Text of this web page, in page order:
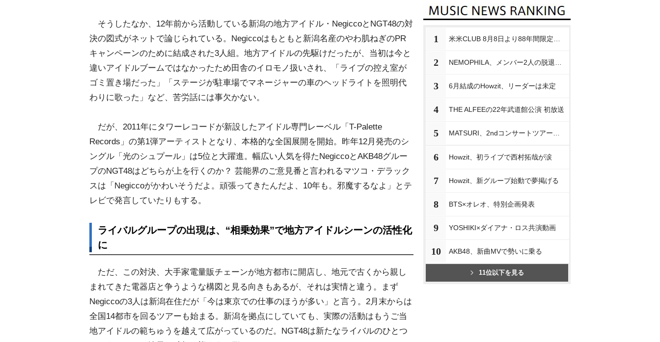
そうしたなか、12年前から活動している新潟の地方アイドル・NegiccoとNGT48の対
決の図式がネットで論じられている。Negiccoはもともと新潟名産のやわ肌ねぎのPR
キャンペーンのために結成された3人組。地方アイドルの先駆けだったが、当初は今と
違いアイドルブームではなかったため田舎のイロモノ扱いされ、「ライブの控え室が
ゴミ置き場だった」「ステージが駐車場でマネージャーの車のヘッドライトを照明代
わりに歌った」など、苦労話には事欠かない。
だが、2011年にタワーレコードが新設したアイドル専門レーベル「T-Palette
Records」の第1弾アーティストとなり、本格的な全国展開を開始。昨年12月発売のシ
ングル「光のシュプール」は5位と大躍進。幅広い人気を得たNegiccoとAKB48グルー
プのNGT48はどちらが上を行くのか？ 芸能界のご意見番と言われるマツコ・デラック
スは「Negiccoがかわいそうだよ。頑張ってきたんだよ、10年も。邪魔するなよ」とテ
レビで発言していたりもする。
ライバルグループの出現は、“相乗効果”で地方アイドルシーンの活性化
に
ただ、この対決、大手家電量販チェーンが地方都市に開店し、地元で古くから親し
まれてきた電器店と争うような構図と見る向きもあるが、それは実情と違う。まず
Negiccoの3人は新潟在住だが「今は東京での仕事のほうが多い」と言う。2月末からは
全国14都市を回るツアーも始まる。新潟を拠点にしていても、実際の活動はもうご当
地アイドルの範ちゅうを越えて広がっているのだ。NGT48は新たなライバルのひとつ
1
2
3 6月結成のHowzit、リーダーは未定
4 THE ALFEEの22年武道館公演 初放送
5
6 Howzit、初ライブで西村拓哉が涙
7 Howzit、新グループ始動で夢掲げる
8 BTS×オレオ、特別企画発表
9 YOSHIKI×ダイアナ・ロス共演動画
10 AKB48、新曲MVで勢いに乗る
11位以下を見る